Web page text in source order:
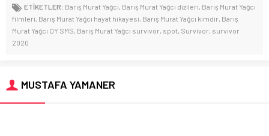
ETİKETLER: Barış Murat Yağcı, Barış Murat Yağcı dizileri, Barış Murat Yağcı
filmleri, Barış Murat Yağcı hayat hikayesi, Barış Murat Yağcı kimdir, Barış
Murat Yağcı OY SMS, Barış Murat Yağcı survivor, spot, Survivor, survivor
2020
MUSTAFA YAMANER